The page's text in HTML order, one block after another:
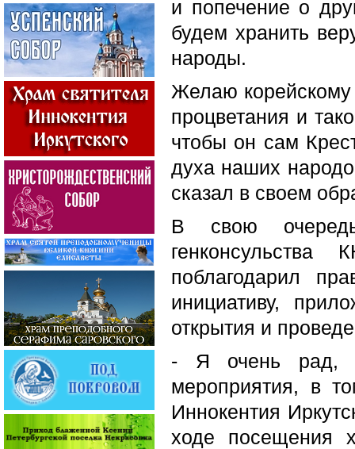
и попечение о
будем хранить
народы.
Желаю
процветания и
чтобы он сам
духа наших
сказал в своем
В свою очередь
поблагодарил
инициативу,
открытия и
- Я очень рад,
мероприятия, в
Иннокентия
ходе посещения